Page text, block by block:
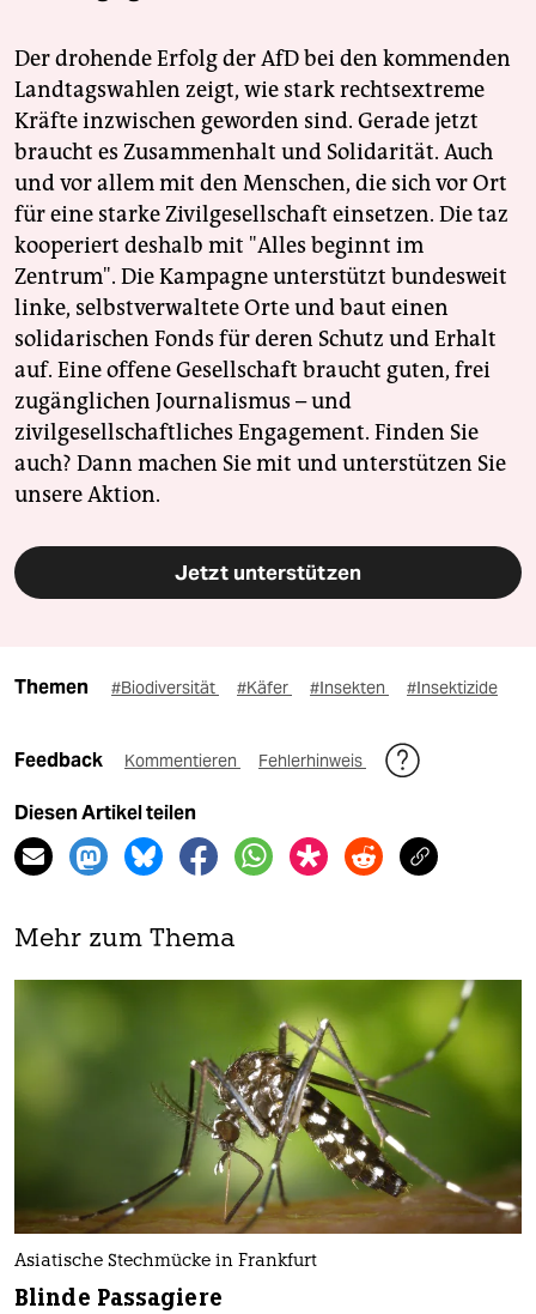
Der drohende Erfolg der AfD bei den kommenden
Landtagswahlen zeigt, wie stark rechtsextreme
Kräfte inzwischen geworden sind. Gerade jetzt
braucht es Zusammenhalt und Solidarität. Auch
und vor allem mit den Menschen, die sich vor Ort
für eine starke Zivilgesellschaft einsetzen. Die taz
kooperiert deshalb mit "Alles beginnt im
Zentrum". Die Kampagne unterstützt bundesweit
linke, selbstverwaltete Orte und baut einen
solidarischen Fonds für deren Schutz und Erhalt
auf. Eine offene Gesellschaft braucht guten, frei
zugänglichen Journalismus – und
zivilgesellschaftliches Engagement. Finden Sie
auch? Dann machen Sie mit und unterstützen Sie
unsere Aktion.
Jetzt unterstützen
Themen #Biodiversität #Käfer #Insekten #Insektizide
Feedback Kommentieren Fehlerhinweis
Diesen Artikel teilen
Mehr zum Thema
Asiatische Stechmücke in Frankfurt
Blinde Passagiere